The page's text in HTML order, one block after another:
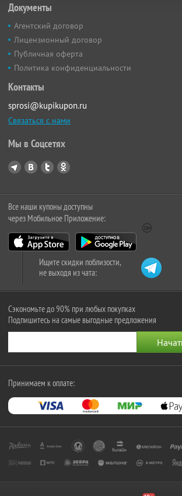
Документы
Агентский договор
Лицензионный договор
Публичная оферта
Политика конфиденциальности
Контакты
sprosi@kupikupon.ru
Связаться с нами
Мы в Соцсетях
Все наши купоны доступны
через Мобильное Приложение:
Ищите скидки поблизости,
не выходя из чата:
Сэкономьте до 90% при любых покупках
Подпишитесь на самые выгодные предложения
Принимаем к оплате: